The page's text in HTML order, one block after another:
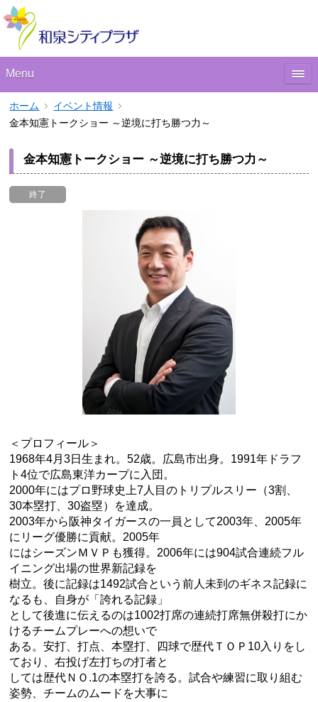
Menu
ホーム
イベント情報
金本知憲トークショー ～逆境に打ち勝つ力～
金本知憲トークショー ～逆境に打ち勝つ力～
終了
＜プロフィール＞
1968年4月3日生まれ。52歳。広島市出身。1991年ドラフ
ト4位で広島東洋カープに入団。
2000年にはプロ野球史上7人目のトリプルスリー（3割、
30本塁打、30盗塁）を達成。
2003年から阪神タイガースの一員として2003年、2005年
にリーグ優勝に貢献。2005年
にはシーズンＭＶＰも獲得。2006年には904試合連続フル
イニング出場の世界新記録を
樹立。後に記録は1492試合という前人未到のギネス記録に
なるも、自身が「誇れる記録」
として後進に伝えるのは1002打席の連続打席無併殺打にか
けるチームプレーへの想いで
ある。安打、打点、本塁打、四球で歴代ＴＯＰ10入りをし
ており、右投げ左打ちの打者と
しては歴代ＮＯ.1の本塁打を誇る。試合や練習に取り組む
姿勢、チームのムードを大事に